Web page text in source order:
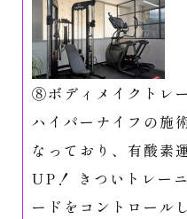
⑧ボディメイクトレ
ハイパーナイフの施
なっており、有酸素
UP！ きついトレー
ードをコントロール